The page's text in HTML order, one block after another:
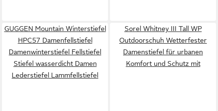
GUGGEN Mountain Winterstiefel
HPC57 Damenfellstiefel
Damenwinterstiefel Fellstiefel
Stiefel wasserdicht Damen
Lederstiefel Lammfellstiefel
Sorel Whitney III Tall WP
Outdoorschuh Wetterfester
Damenstiefel für urbanen
Komfort und Schutz mit